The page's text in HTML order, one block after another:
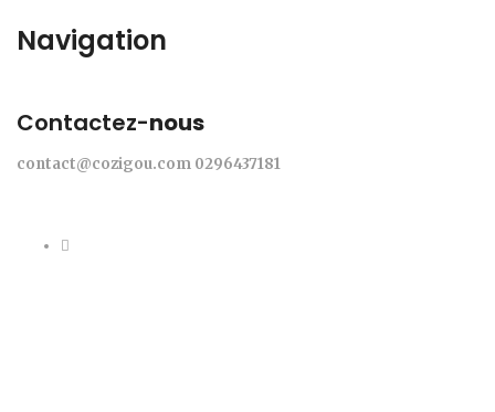
Navigation
Contactez-nous
contact@cozigou.com 0296437181